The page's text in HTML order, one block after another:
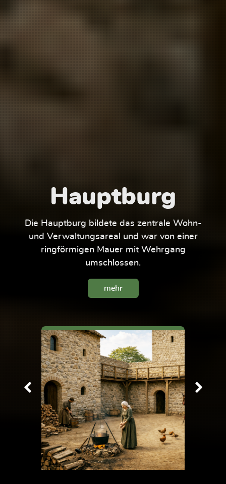
Hauptburg
Die Hauptburg bildete das zentrale Wohn-
und Verwaltungsareal und war von einer
ringförmigen Mauer mit Wehrgang
umschlossen.
mehr